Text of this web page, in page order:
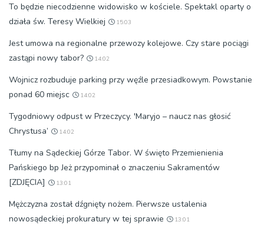
To będzie niecodzienne widowisko w kościele. Spektakl oparty o
działa św. Teresy Wielkiej
15:03
Jest umowa na regionalne przewozy kolejowe. Czy stare pociągi
zastąpi nowy tabor?
14:02
Wojnicz rozbuduje parking przy węźle przesiadkowym. Powstanie
ponad 60 miejsc
14:02
Tygodniowy odpust w Przeczycy. 'Maryjo – naucz nas głosić
Chrystusa’
14:02
Tłumy na Sądeckiej Górze Tabor. W święto Przemienienia
Pańskiego bp Jeż przypominał o znaczeniu Sakramentów
[ZDJĘCIA]
13:01
Mężczyzna został dźgnięty nożem. Pierwsze ustalenia
nowosądeckiej prokuratury w tej sprawie
13:01